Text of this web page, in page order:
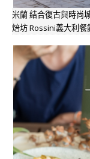
米蘭 結合復古與時尚
焙坊 Rossini義大利餐